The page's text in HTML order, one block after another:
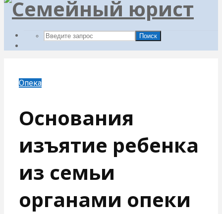
Поиск
Опека
Основания
изъятие ребенка
из семьи
органами опеки